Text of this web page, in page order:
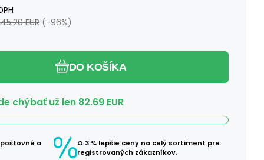
EUR (-96%)
DO KOŠÍKA
chýbať už len 82.69 EUR
a
O 3 % lepšie ceny na celý sortiment pre
registrovaných zákazníkov.